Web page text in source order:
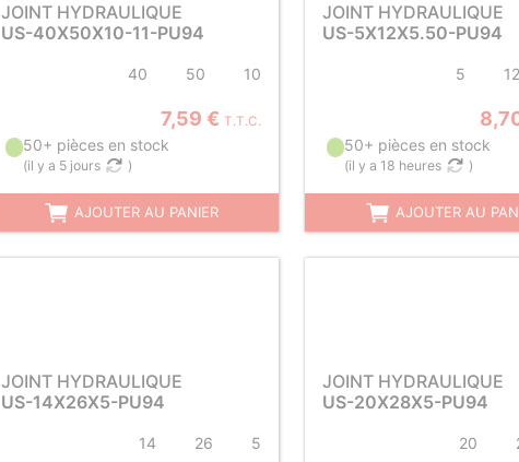
JOINT HYDRAULIQUE
US-40X50X10-11-PU94
40 50 10
7,59 € T.T.C.
50+ pièces en stock
(il y a 5 jours )
AJOUTER AU PANIER
JOINT HYDRAULIQUE
US-5X12X5.50-PU94
5 12
50+ pièces en stock
(il y a 18 heures )
AJOUTER AU
JOINT HYDRAULIQUE
US-14X26X5-PU94
14 26 5
JOINT HYDRAULIQUE
US-20X28X5-PU94
20